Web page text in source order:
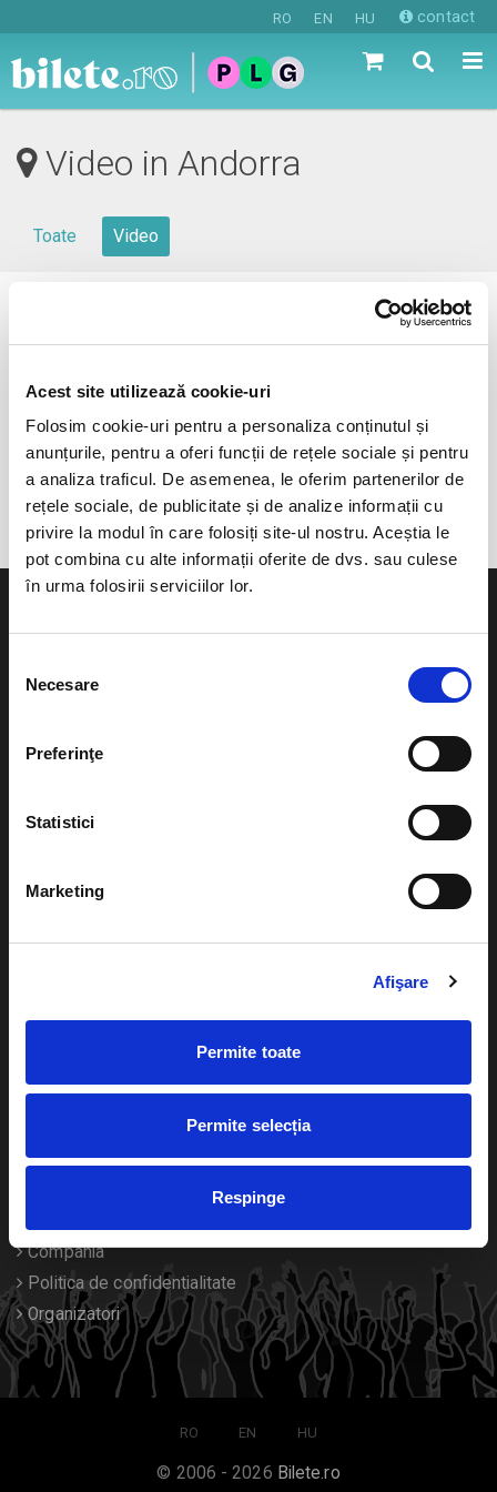
Acest site utilizează cookie-uri
Folosim cookie-uri pentru a personaliza conținutul și
anunțurile, pentru a oferi funcții de rețele sociale și pentru
a analiza traficul. De asemenea, le oferim partenerilor de
rețele sociale, de publicitate și de analize informații cu
privire la modul în care folosiți site-ul nostru. Aceștia le
pot combina cu alte informații oferite de dvs. sau culese
în urma folosirii serviciilor lor.
consimțământului
Necesare
Preferinţe
Statistici
Marketing
Afişare
Permite toate
Permite selecția
Respinge
RO EN HU contact
Video in Andorra
Toate Video
0 evenimente in viitorul apropiat
anunta-ma pe email cand apare urmatorul eveniment la
Andorra
Evenimente
Teatru
festivaluri
Diverse
Despre noi
Contact
Compania
Politica de confidentialitate
Organizatori
RO EN HU
© 2006 - 2026 Bilete.ro